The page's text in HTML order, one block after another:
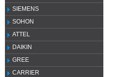
SIEMENS
SOHON
ATTEL
DAIKIN
GREE
CARRIER